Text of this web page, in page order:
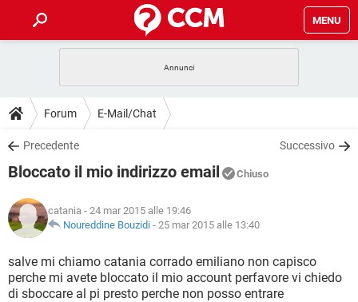
MENU
INTRATTENIMENTO
iOS
INSTAGRAM WHATSAPP
TIKTOK
HARDWARE
GUIDE
COVID-19
INSTAGRAM
TIKTOK
HARDWARE
DOWNLOAD
COVID-19 GAMING
INTRATTENIMENTO
iOS WINDOWS 10
INSTAGRAM WHATSAPP
TIKTOK FACEBOOK
COVID-19
INTRATTENIMENTO
iOS WINDOWS 10
INSTAGRAM WHATSAPP
GLOSSARIO
COVID-19 GAMING
INTRATTENIMENTO ANDROID
Forum E-Mail/Chat
Precedente Successivo
Bloccato il mio indirizzo email Chiuso
catania - 24 mar 2015 alle 19:46
Noureddine Bouzidi - 25 mar 2015 alle 13:40
salve mi chiamo catania corrado emiliano non capisco
perche mi avete bloccato il mio account perfavore vi chiedo
di sboccare al pi presto perche non posso entrare